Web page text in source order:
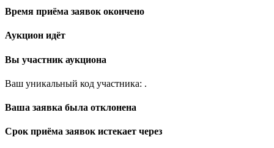
Время приёма заявок окончено
Аукцион идёт
Вы участник аукциона
Ваш уникальный код участника: .
Ваша заявка была отклонена
Срок приёма заявок истекает через